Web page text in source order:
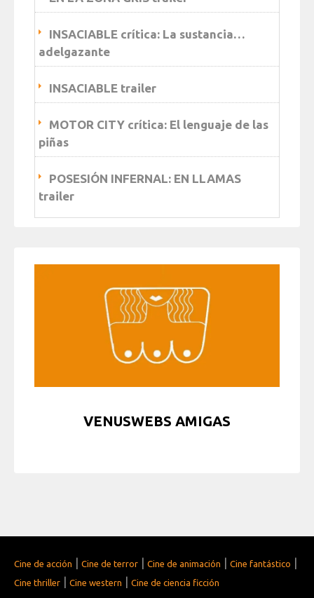
INSACIABLE crítica: La sustancia…
adelgazante
INSACIABLE trailer
MOTOR CITY crítica: El lenguaje de las
piñas
POSESIÓN INFERNAL: EN LLAMAS
trailer
VENUSWEBS AMIGAS
Cine de acción | Cine de terror | Cine de animación | Cine fantástico |
Cine thriller | Cine western | Cine de ciencia ficción